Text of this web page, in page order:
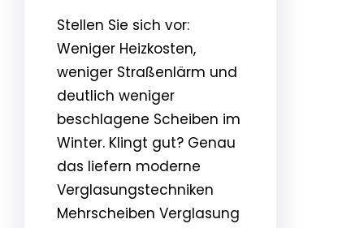
Stellen Sie sich vor:
Weniger Heizkosten,
weniger Straßenlärm und
deutlich weniger
beschlagene Scheiben im
Winter. Klingt gut? Genau
das liefern moderne
Verglasungstechniken
Mehrscheiben Verglasung